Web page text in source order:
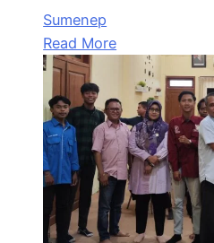
Sumenep
Read More